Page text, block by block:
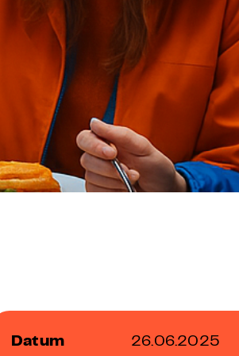
FAQ Zertifizierung
Datum 26.06.2025